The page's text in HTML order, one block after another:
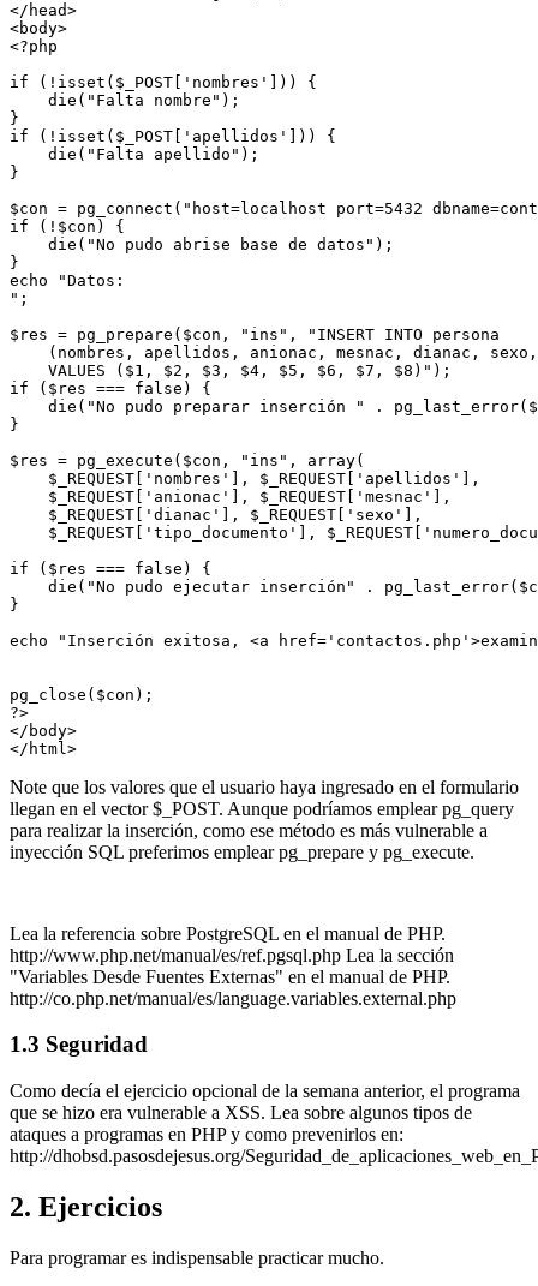
</head>
<body>
<?php
if (!isset($_POST['nombres'])) {
    die("Falta nombre");
}
if (!isset($_POST['apellidos'])) {
    die("Falta apellido");
}
$con = pg_connect("host=localhost port=5432
if (!$con) {
    die("No pudo abrise base de datos");
}
echo "Datos:
";
$res = pg_prepare($con, "ins", "INSERT INTO persona
(nombres, apellidos, anionac, mesnac, dianac,
    VALUES ($1, $2, $3, $4, $5, $6, $7, $8)");
if ($res === false) {
die("No pudo preparar inserción " .
}
$res = pg_execute($con, "ins", array(
    $_REQUEST['nombres'], $_REQUEST['apellidos'],
    $_REQUEST['anionac'], $_REQUEST['mesnac'],
    $_REQUEST['dianac'], $_REQUEST['sexo'],
$_REQUEST['tipo_documento'],
if ($res === false) {
die("No pudo ejecutar inserción" .
}
echo "Inserción exitosa, <a
pg_close($con);
?>
</body>
Note que los valores que el usuario haya ingresado en el formulario
llegan en el vector $_POST. Aunque podríamos emplear pg_query
para realizar la inserción, como ese método es más vulnerable a
inyección SQL preferimos emplear pg_prepare y pg_execute.
Lea la referencia sobre PostgreSQL en el manual de PHP.
http://www.php.net/manual/es/ref.pgsql.php Lea la sección
"Variables Desde Fuentes Externas" en el manual de PHP.
http://co.php.net/manual/es/language.variables.external.php
1.3 Seguridad
Como decía el ejercicio opcional de la semana anterior, el programa
que se hizo era vulnerable a XSS. Lea sobre algunos tipos de
ataques a programas en PHP y como prevenirlos en:
http://dhobsd.pasosdejesus.org/
2. Ejercicios
Para programar es indispensable practicar mucho.